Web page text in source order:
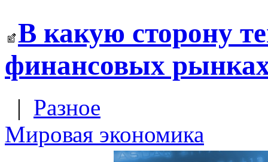
В какую сторону
финансовых
| Разное
Мировая экономика